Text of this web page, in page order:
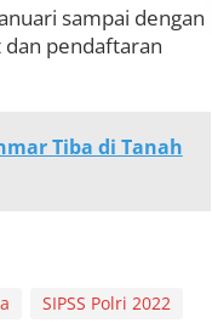
sampai dengan
pendaftaran
Tiba di Tanah
SIPSS Polri 2022